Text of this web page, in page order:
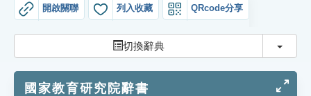
單字索引
生命大百科索引
遊戲專區
開啟關聯 列入收藏 QRcode分享
切換辭典 切換
國家教育研究院辭書